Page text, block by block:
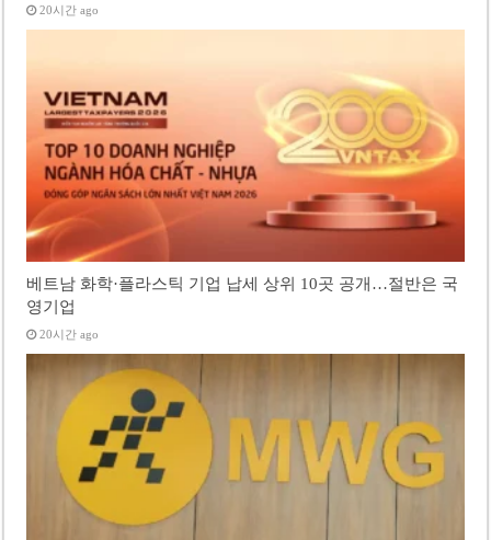
20시간 ago
베트남 화학·플라스틱 기업 납세 상위 10곳 공개…절반은 국
영기업
20시간 ago